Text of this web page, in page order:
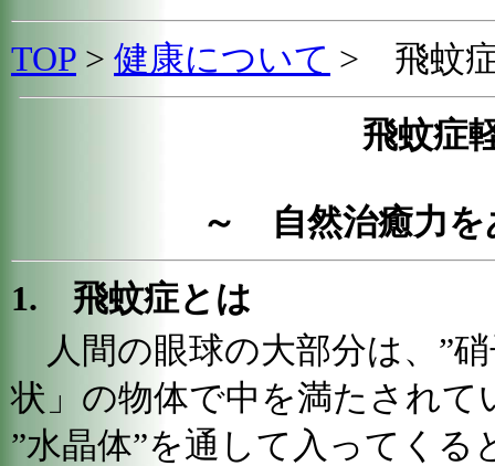
TOP > 健康について > 飛蚊
飛蚊症
～ 自然治癒力
1. 飛蚊症とは
人間の眼球の大部分は、”
状」の物体で中を満たされ
”水晶体”を通して入ってくる